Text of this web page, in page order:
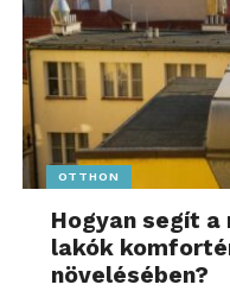
OTTHON
Hogyan segít
lakók
növelésében?